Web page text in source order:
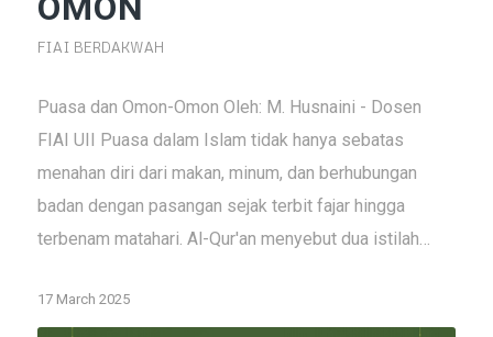
FIAI BERDAKWAH
Puasa dan Omon-Omon Oleh: M. Husnaini - Dosen
FIAI UII Puasa dalam Islam tidak hanya sebatas
menahan diri dari makan, minum, dan berhubungan
badan dengan pasangan sejak terbit fajar hingga
terbenam matahari. Al-Qur'an menyebut dua istilah…
17 March 2025